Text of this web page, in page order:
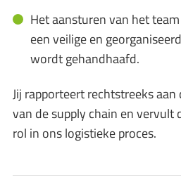
Het aansturen van het
een veilige en
wordt gehandhaafd.
Jij rapporteert rechtstreeks
van de supply chain en vervult
rol in ons logistieke proces.